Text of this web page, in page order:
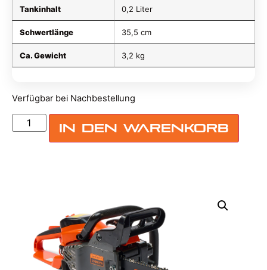
Tankinhalt 0,2 Liter
Schwertlänge 35,5 cm
Ca. Gewicht 3,2 kg
Verfügbar bei Nachbestellung
In den Warenkorb